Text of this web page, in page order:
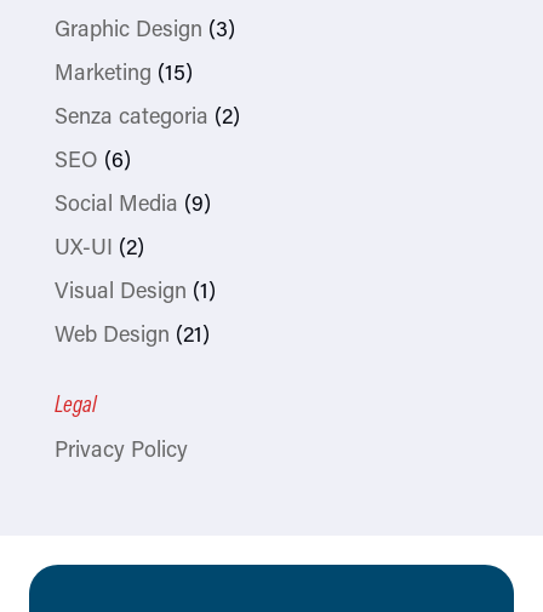
Graphic Design (3)
Marketing (15)
Senza categoria (2)
SEO (6)
Social Media (9)
UX-UI (2)
Visual Design (1)
Web Design (21)
Legal
Privacy Policy